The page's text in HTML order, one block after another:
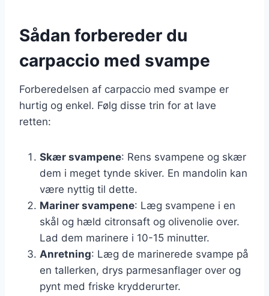
Sådan forbereder du
carpaccio med svampe
Forberedelsen af carpaccio med svampe er
hurtig og enkel. Følg disse trin for at lave
retten:
Skær svampene: Rens svampene og skær
dem i meget tynde skiver. En mandolin kan
være nyttig til dette.
Mariner svampene: Læg svampene i en
skål og hæld citronsaft og olivenolie over.
Lad dem marinere i 10-15 minutter.
Anretning: Læg de marinerede svampe på
en tallerken, drys parmesanflager over og
pynt med friske krydderurter.